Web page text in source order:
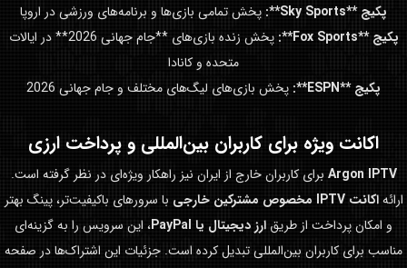
پکیج **Sky Sports**:
پخش تمامی بازی‌ها و برنامه‌های ورزشی در اروپا
پکیج **Fox Sports**:
پخش زنده بازی‌های **جام جهانی 2026** در ایالات
متحده و کانادا
پکیج **ESPN**:
پخش بازی‌های لیگ‌های مختلف و جام جهانی 2026
اکانت ویژه برای کاربران بین‌المللی و پرداخت ارزی
Argon IPTV برای کاربران خارج از ایران نیز راهکار ویژه‌ای در نظر گرفته است.
ارائهاکانت IPTV مخصوص مشترکین خارجی
با سرورهای باکیفیت‌تر، پینگ بهتر
و امکان پرداخت از طریق ارز دیجیتال یا PayPal
، این سرویس را به گزینه‌ای
مناسب برای کاربران بین‌المللی تبدیل کرده است. جزئیات این اشتراک‌ها در صفحه